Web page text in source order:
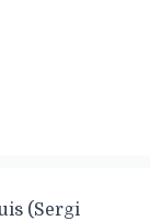
(Sergi